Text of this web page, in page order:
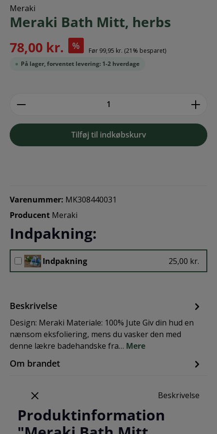
Meraki
Meraki Bath Mitt, herbs
78,00 kr. % Før 99,95 kr. (21% besparet)
På lager, forventet levering: 1-2 hverdage
Tilføj til indkøbskurv
Varenummer: MK308440031
Producent Meraki
Indpakning:
Indpakning 25,00 kr.
Beskrivelse
Design: Meraki Materiale: 100% Jute Giv din hud en
nænsom eksfoliering, mens du vasker den med
denne lækre badehandske fra… Mere
Om brandet
Beskrivelse
Produktinformation